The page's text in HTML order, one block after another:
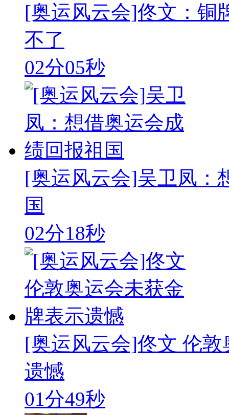
[奥运风云会]佟文：铜
不了
02分05秒
[奥运风云会]吴卫凤：
国
02分18秒
[奥运风云会]佟文 伦
遗憾
01分49秒